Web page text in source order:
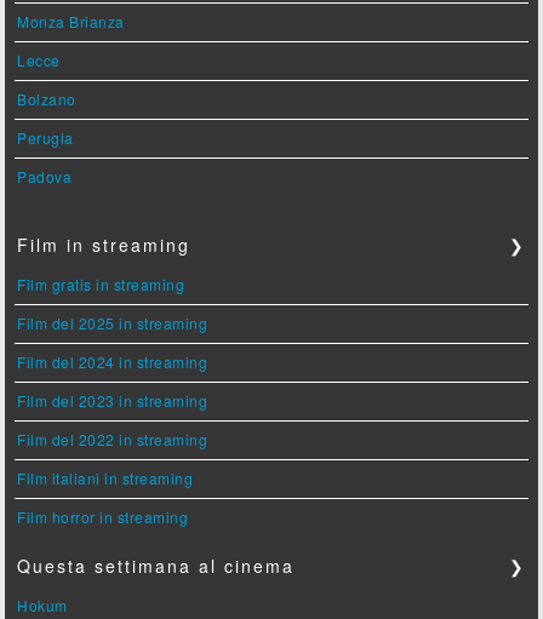
Monza Brianza
Lecce
Bolzano
Perugia
Padova
Film in streaming ❯
Film gratis in streaming
Film del 2025 in streaming
Film del 2024 in streaming
Film del 2023 in streaming
Film del 2022 in streaming
Film italiani in streaming
Film horror in streaming
Questa settimana al cinema ❯
Hokum